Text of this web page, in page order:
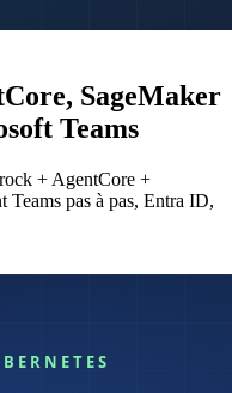
SageMaker
Teams
+ AgentCore +
Teams pas à pas, Entra ID,